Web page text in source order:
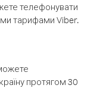
телефонувати
тарифами Viber.
протягом 30